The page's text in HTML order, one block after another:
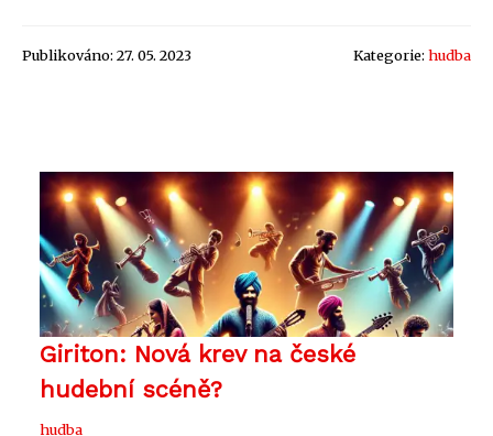
Publikováno: 27. 05. 2023 Kategorie: hudba
Giriton: Nová krev na české
hudební scéně?
hudba